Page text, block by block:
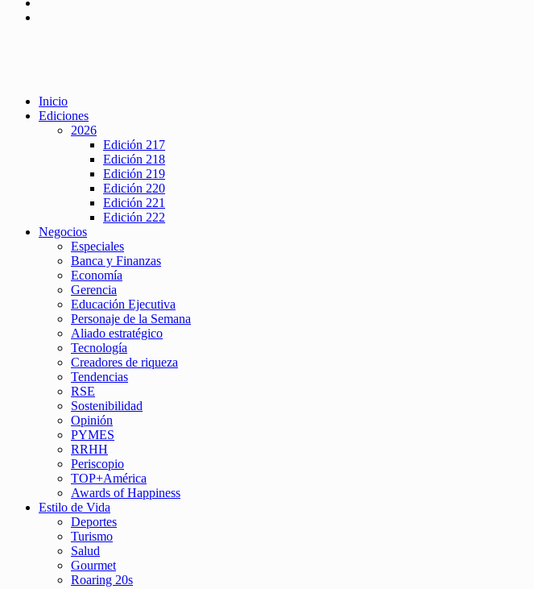
Inicio
Ediciones
2026
Edición 217
Edición 218
Edición 219
Edición 220
Edición 221
Edición 222
Negocios
Especiales
Banca y Finanzas
Economía
Gerencia
Educación Ejecutiva
Personaje de la Semana
Aliado estratégico
Tecnología
Creadores de riqueza
Tendencias
RSE
Sostenibilidad
Opinión
PYMES
RRHH
Periscopio
TOP+América
Awards of Happiness
Estilo de Vida
Deportes
Turismo
Salud
Gourmet
Roaring 20s